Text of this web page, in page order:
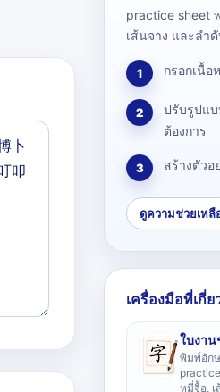
practice sheet
เส้นจาง และลำ
1 กรอกเนื้อ
2
ปรับรูปแ
ต้องการ
3 สร้างตัว
ดูความช่วยเหลื
เครื่องมือที่เกี่ย
ใบงาน
พิมพ์อัก
หมี่จื้อ,